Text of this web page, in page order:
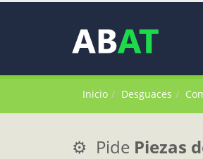
Inicio Desguaces
⚙️ Pide Piezas